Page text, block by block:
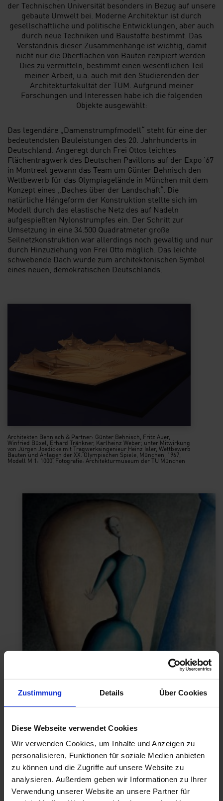
Zustimmung Details Über Cookies
Diese Webseite verwendet Cookies
Wir verwenden Cookies, um Inhalte und Anzeigen zu
personalisieren, Funktionen für soziale Medien anbieten
zu können und die Zugriffe auf unsere Website zu
analysieren. Außerdem geben wir Informationen zu Ihrer
Verwendung unserer Website an unsere Partner für
der Technischen Universität besonders in Bezug auf unsere
gebaute Umwelt bei. Moderne Architektur ist durch
gesellschaftliche und politische Entwicklungen, aber auch
durch neue Techniken und Baustoffe bestimmt. Das
Verständnis dieser Zusammenhänge ist wichtig, damit
nicht nur die Oberflächen von Bauten rezipiert werden.
Dies zu vermitteln, bestimmt einen wesentlichen Teil
meiner Arbeit, u.a. auch mit den Studierenden der
Architekturfakultät der TUM. Aufgrund meiner
Forschungen und Interessen habe ich die folgenden
Objekte ausgewählt:
Das legendäre „Damenstrumpfmodell“ steht für eine der
bedeutendsten Bauleistungen des 20. Jahrhunderts in
Deutschland. Angeregt durch Frei Ottos leichtes
Flächentragwerk des Deutschen Pavillons auf der Expo ’67
in Montreal gewann das Team um Günter Behnisch den
Wettbewerb für das Olympiagelände in München mit dem
Konzept eines „Daches über der Landschaft“. Die
natürliche Hängeform der Konstruktion stellte sich im
Modell durch das elastische Netz des auf Nadeln
aufgespießten Nylonstrumpfes ein. Der Schritt zur
Umsetzung in eine 34.500 Quadratmeter große
Seilnetzkonstruktion war allerdings noch gewaltig und nur
durch Hinzuziehung von Frei Otto möglich. Das leichte
schwebende Dach wurde zum architektonischen Symbol
eines neuen, demokratischen Deutschlands.
Architekten Behnisch & Partner: Günter Behnisch, Fritz Auer,
Winfried Büxel, Erhard Tränkner, Karlheinz Weber; unter Mitwirkung
von Jürgen Joedicke mit Tragwerksingenieur Heinz Isler, Wettbewerb
Bauten und Anlagen der XX. Olympischen Spiele, München, 1967,
Modell M 1: 1000, Fotografie: Architekturmuseum der TU München